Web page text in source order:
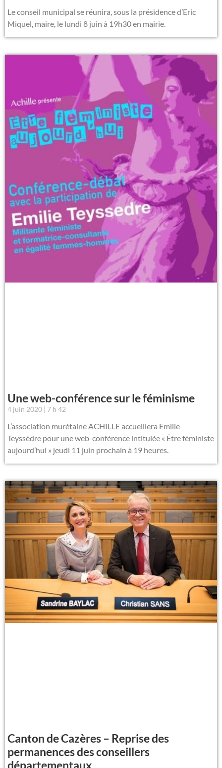
Le conseil municipal se réunira, sous la présidence d’Eric
Miquel, maire, le lundi 8 juin à 19h30 en mairie.
Une web-conférence sur le féminisme
4 juin 2020 7 h 42
L’association murétaine ACHILLE accueillera Emilie
Teyssèdre pour une web-conférence intitulée « Être féministe
aujourd’hui » jeudi 11 juin prochain à 19 heures.
Canton de Cazères – Reprise des
permanences des conseillers
départementaux